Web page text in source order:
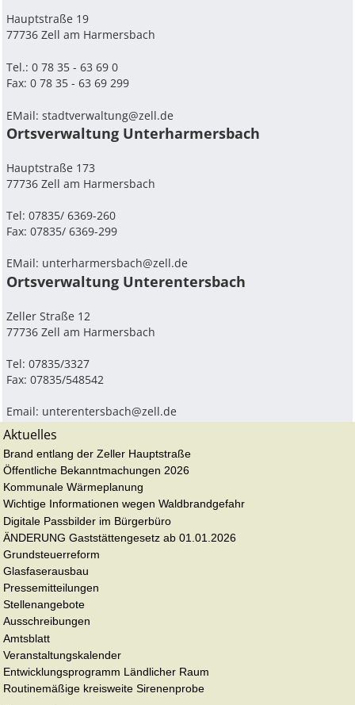
Hauptstraße 19
77736 Zell am Harmersbach
Tel.: 0 78 35 - 63 69 0
Fax: 0 78 35 - 63 69 299
EMail:stadtverwaltung@zell.de
Ortsverwaltung Unterharmersbach
Hauptstraße 173
77736 Zell am Harmersbach
Tel: 07835/ 6369-260
Fax: 07835/ 6369-299
EMail: unterharmersbach@zell.de
Ortsverwaltung Unterentersbach
Zeller Straße 12
77736 Zell am Harmersbach
Tel: 07835/3327
Fax: 07835/548542
Email: unterentersbach@zell.de
Aktuelles
Brand entlang der Zeller Hauptstraße
Öffentliche Bekanntmachungen 2026
Kommunale Wärmeplanung
Wichtige Informationen wegen Waldbrandgefahr
Digitale Passbilder im Bürgerbüro
ÄNDERUNG Gaststättengesetz ab 01.01.2026
Grundsteuerreform
Glasfaserausbau
Pressemitteilungen
Stellenangebote
Ausschreibungen
Amtsblatt
Veranstaltungskalender
Entwicklungsprogramm Ländlicher Raum
Routinemäßige kreisweite Sirenenprobe